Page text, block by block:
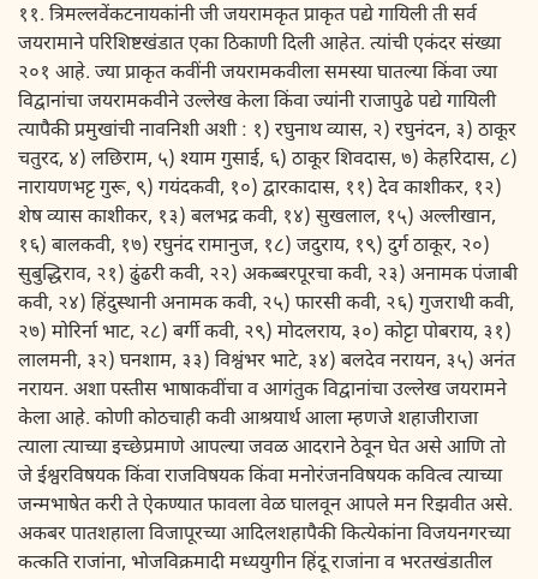
११. त्रिमल्लवेंकटनायकांनी जी जयरामकृत प्राकृत पद्ये गायिली ती सर्व
जयरामाने परिशिष्टखंडात एका ठिकाणी दिली आहेत. त्यांची एकंदर संख्या
२०१ आहे. ज्या प्राकृत कवींनी जयरामकवीला समस्या घातल्या किंवा ज्या
विद्वानांचा जयरामकवीने उल्लेख केला किंवा ज्यांनी राजापुढे पद्ये गायिली
त्यापैकी प्रमुखांची नावनिशी अशी : १) रघुनाथ व्यास, २) रघुनंदन, ३) ठाकूर
चतुरद, ४) लछिराम, ५) श्याम गुसाई, ६) ठाकूर शिवदास, ७) केहरिदास, ८)
नारायणभट्ट गुरू, ९) गयंदकवी, १०) द्वारकादास, ११) देव काशीकर, १२)
शेष व्यास काशीकर, १३) बलभद्र कवी, १४) सुखलाल, १५) अल्लीखान,
१६) बालकवी, १७) रघुनंद रामानुज, १८) जदुराय, १९) दुर्ग ठाकूर, २०)
सुबुद्धिराव, २१) ढुंढरी कवी, २२) अकब्बरपूरचा कवी, २३) अनामक पंजाबी
कवी, २४) हिंदुस्थानी अनामक कवी, २५) फारसी कवी, २६) गुजराथी कवी,
२७) मोरिर्ना भाट, २८) बर्गी कवी, २९) मोदलराय, ३०) कोट्टा पोबराय, ३१)
लालमनी, ३२) घनशाम, ३३) विश्वंभर भाटे, ३४) बलदेव नरायन, ३५) अनंत
नरायन. अशा पस्तीस भाषाकवींचा व आगंतुक विद्वानांचा उल्लेख जयरामने
केला आहे. कोणी कोठचाही कवी आश्रयार्थ आला म्हणजे शहाजीराजा
त्याला त्याच्या इच्छेप्रमाणे आपल्या जवळ आदराने ठेवून घेत असे आणि तो
जे ईश्वरविषयक किंवा राजविषयक किंवा मनोरंजनविषयक कवित्व त्याच्या
जन्मभाषेत करी ते ऐकण्यात फावला वेळ घालवून आपले मन रिझवीत असे.
अकबर पातशहाला विजापूरच्या आदिलशहापैकी कित्येकांना विजयनगरच्या
कत्कति राजांना, भोजविक्रमादी मध्ययुगीन हिंदू राजांना व भरतखंडातील